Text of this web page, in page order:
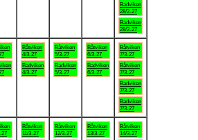
Badviken
28/2-27
Badviken
28/2-27
Båtviken
4/3-27
Badviken
4/3-27
Båtviken
5/3-27
Badviken
5/3-27
Båtviken
6/3-27
Badviken
6/3-27
Båtviken
7/3-27
Båtviken
7/3-27
Badviken
7/3-27
Badviken
7/3-27
27
Båtviken
11/3-27
Båtviken
12/3-27
Båtviken
13/3-27
Båtviken
14/3-27